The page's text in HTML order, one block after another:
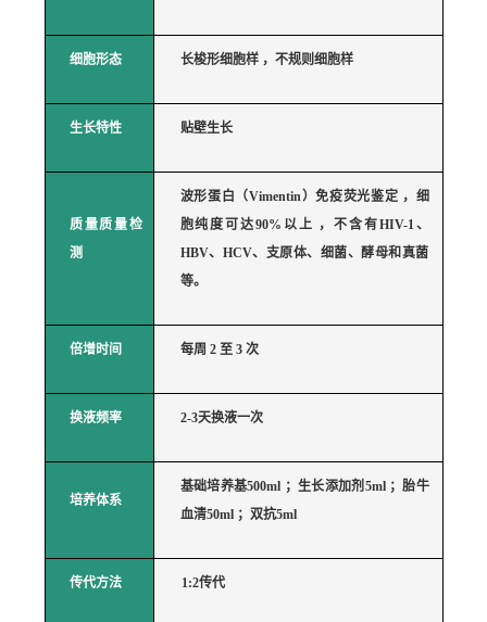
细胞形态 长梭形细胞样 ，不规则细胞样
生长特性 贴壁生长
质量质量检
测
波形蛋白（Vimentin）免疫荧光鉴定 ，细
胞纯度可达90%以上 ，不含有HIV-1、
HBV、HCV、支原体、细菌、酵母和真菌
等。
倍增时间 每周 2 至 3 次
换液频率 2-3天换液一次
培养体系
基础培养基500ml ；生长添加剂 5ml ；胎牛
血清50ml ；双抗5ml
传代方法 1:2传代